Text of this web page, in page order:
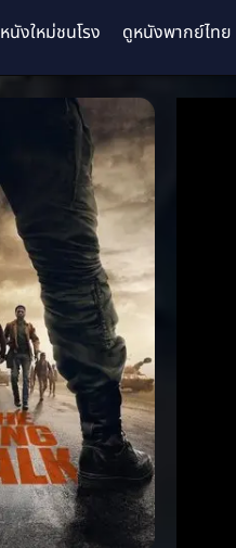
หนังใหม่ชนโรง ดูหนังพากย์ไทย